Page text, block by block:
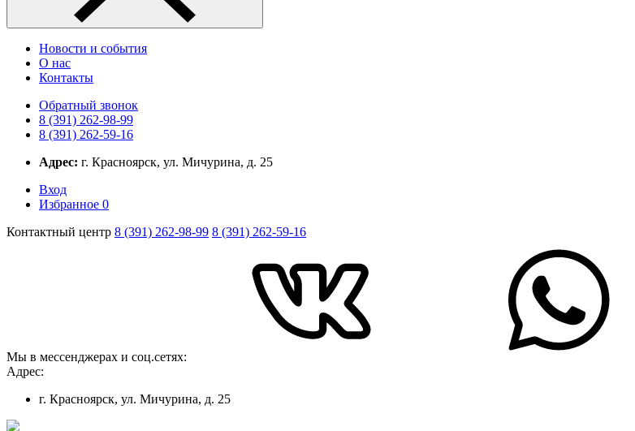
Новости и события
О нас
Контакты
Обратный звонок
8 (391) 262-98-99
8 (391) 262-59-16
Адрес: г. Красноярск, ул. Мичурина, д. 25
Вход
Избранное 0
Контактный центр 8 (391) 262-98-99 8 (391) 262-59-16
Мы в мессенджерах и соц.сетях:
Адрес:
г. Красноярск, ул. Мичурина, д. 25